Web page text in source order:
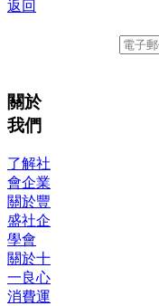
返回
關於
我們
了解社
會企業
關於豐
盛社企
學會
關於十
一良心
消費運